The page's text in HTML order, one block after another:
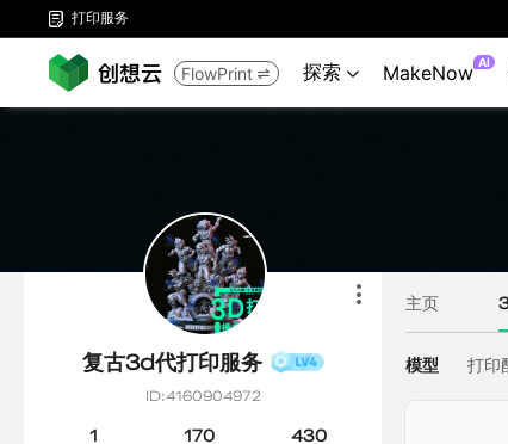
 打印服务
FlowPrint  探索  MakeNow AI